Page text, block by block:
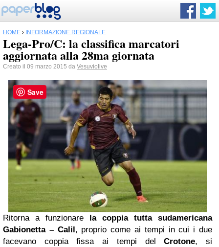
HOME › INFORMAZIONE REGIONALE
Lega-Pro/C: la classifica marcatori
aggiornata alla 28ma giornata
Creato il 09 marzo 2015 da Vesuviolive
Ritorna a funzionare la coppia tutta sudamericana
Gabionetta – Calil , proprio come ai tempi in cui i due
facevano coppia fissa ai tempi del
Crotone, si
Save